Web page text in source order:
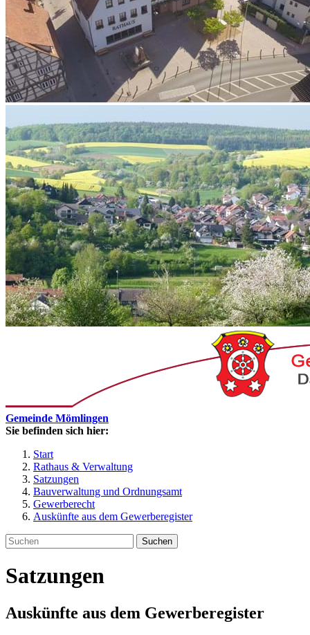
Gemeinde Mömlingen
Sie befinden sich hier:
Start
Rathaus & Verwaltung
Satzungen
Bauverwaltung und Ordnungsamt
Gewerberecht
Auskünfte aus dem Gewerberegister
Suchen
Satzungen
Auskünfte aus dem Gewerberegister